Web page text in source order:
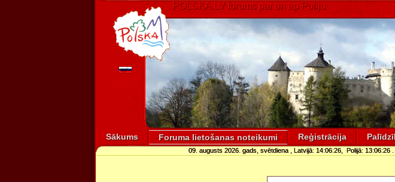
POLSKA.LV forums par un ap Poliju
Sākums Foruma lietošanas noteikumi Reģistrācija
09. augusts 2026. gads, svētdiena , Latvijā: 14:06:26, Polijā: 13:06:26